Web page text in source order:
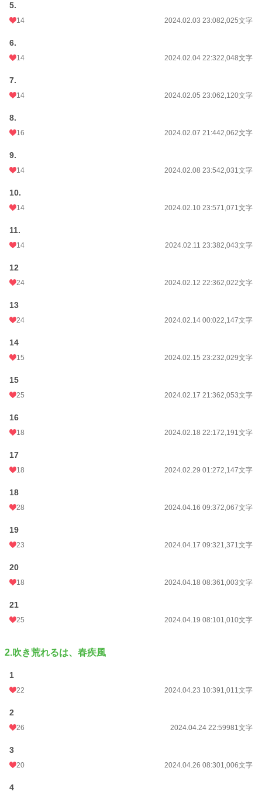
年間ポイント
5.
14 2024.02.03 23:082,025文字
6.
14 2024.02.04 22:322,048文字
7.
14 2024.02.05 23:062,120文字
8.
16 2024.02.07 21:442,062文字
9.
14 2024.02.08 23:542,031文字
10.
14 2024.02.10 23:571,071文字
11.
14 2024.02.11 23:382,043文字
12
24 2024.02.12 22:362,022文字
13
24 2024.02.14 00:022,147文字
14
15 2024.02.15 23:232,029文字
15
25 2024.02.17 21:362,053文字
16
18 2024.02.18 22:172,191文字
17
18 2024.02.29 01:272,147文字
18
28 2024.04.16 09:372,067文字
19
23 2024.04.17 09:321,371文字
20
18 2024.04.18 08:361,003文字
21
25 2024.04.19 08:101,010文字
2.吹き荒れるは、春疾風
1
22 2024.04.23 10:391,011文字
2
26 2024.04.24 22:59981文字
3
20 2024.04.26 08:301,006文字
4